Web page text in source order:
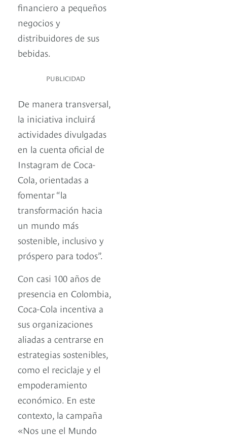
financiero a pequeños
negocios y
distribuidores de sus
bebidas.
PUBLICIDAD
De manera transversal,
la iniciativa incluirá
actividades divulgadas
en la cuenta oficial de
Instagram de Coca-
Cola, orientadas a
fomentar “la
transformación hacia
un mundo más
sostenible, inclusivo y
próspero para todos”.
Con casi 100 años de
presencia en Colombia,
Coca-Cola incentiva a
sus organizaciones
aliadas a centrarse en
estrategias sostenibles,
como el reciclaje y el
empoderamiento
económico. En este
contexto, la campaña
«Nos une el Mundo